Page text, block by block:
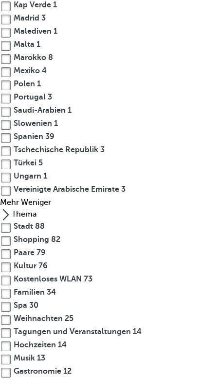
Kap Verde 1
Madrid 3
Malediven 1
Malta 1
Marokko 8
Mexiko 4
Polen 1
Portugal 3
Saudi-Arabien 1
Slowenien 1
Spanien 39
Tschechische Republik 3
Türkei 5
Ungarn 1
Vereinigte Arabische Emirate 3
Mehr Weniger
Thema
Stadt 88
Shopping 82
Paare 79
Kultur 76
Kostenloses WLAN 73
Familien 34
Spa 30
Weihnachten 25
Tagungen und Veranstaltungen 14
Hochzeiten 14
Musik 13
Gastronomie 12